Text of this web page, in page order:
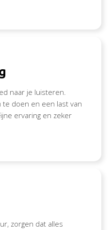
naar je luisteren.
te doen en een last van
ervaring en zeker
zorgen dat alles